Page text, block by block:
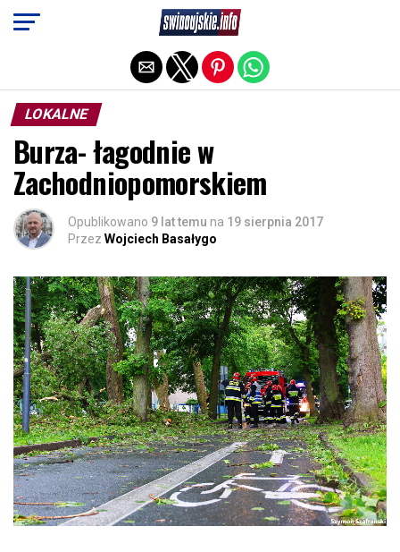
LOKALNE
Burza- łagodnie w
Zachodniopomorskiem
Opublikowano 9 lat temu na 19 sierpnia 2017
Przez Wojciech Basałygo
Exit mobile version